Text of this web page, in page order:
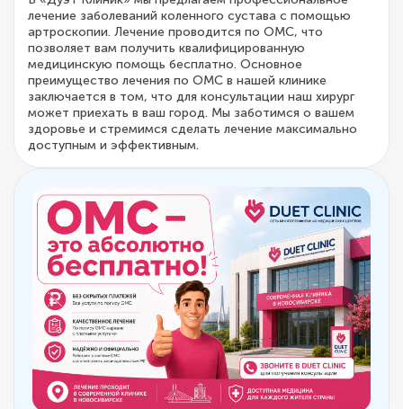
лечение заболеваний коленного сустава с помощью
артроскопии. Лечение проводится по ОМС, что
позволяет вам получить квалифицированную
медицинскую помощь бесплатно. Основное
преимущество лечения по ОМС в нашей клинике
заключается в том, что для консультации наш хирург
может приехать в ваш город. Мы заботимся о вашем
здоровье и стремимся сделать лечение максимально
доступным и эффективным.